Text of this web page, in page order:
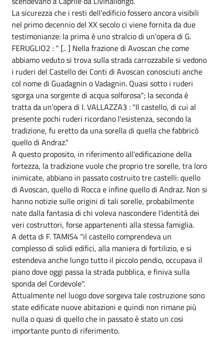
La sicurezza che i resti dell'edificio fossero ancora visibili
nel primo decennio del XX secolo ci viene fornita da due
testimonianze: la prima è uno stralcio di un'opera di G.
FERUGLIO2 : " [.. ] Nella frazione di Avoscan che come
abbiamo veduto si trova sulla strada carrozzabile si vedono
i ruderi del Castello dei Conti di Avoscan conosciuti anche
col nome di Guadagnin o Vadagnin. Quasi sotto i ruderi
sgorga una sorgente di acqua solforosa"; la seconda è
tratta da un'opera di I. VALLAZZA3 : "Il castello, di cui al
presente pochi ruderi ricordano l'esistenza, secondo la
tradizione, fu eretto da una sorella di quella che fabbricò
quello di Andraz."
A questo proposito, in riferimento all'edificazione della
fortezza, la tradizione vuole che proprio tre sorelle, tra loro
inimicate, abbiano in passato costruito tre castelli: quello
di Avoscan, quello di Rocca e infine quello di Andraz. Non si
hanno notizie sulle origini di tali sorelle, probabilmente
nate dalla fantasia di chi voleva nascondere l'identità dei
veri costruttori, forse appartenenti alla stessa famiglia.
A detta di F. TAMIS4 "il castello comprendeva un
complesso di solidi edifici, alla maniera di fortilizio, e si
estendeva anche lungo tutto il piccolo pendio, occupava il
piano dove oggi passa la strada pubblica, e finiva sulla
sponda del Cordevole".
Attualmente nel luogo dove sorgeva tale costruzione sono
state edificate nuove abitazioni e quindi non rimane più
nulla o quasi di quello che in passato è stato un cosi
importante punto di riferimento.